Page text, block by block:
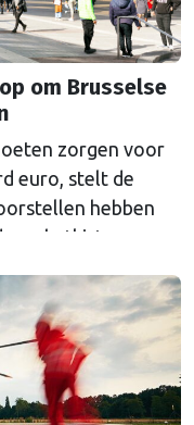
om Brusselse
zorgen voor
euro, stelt de
hebben
schatkist.